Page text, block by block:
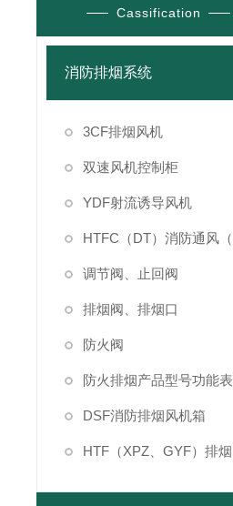
Cassification
消防排烟系统
3CF排烟风机
双速风机控制柜
YDF射流诱导风机
调节阀、止回阀
排烟阀、排烟口
防火阀
防火排烟产品型号功能表
DSF消防排烟风机箱